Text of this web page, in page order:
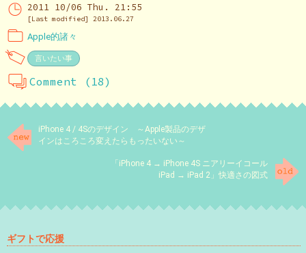
2011 10/06 Thu. 21:55
[Last modified] 2013.06.27
Apple的諸々
言いたい事
Comment (18)
iPhone 4 / 4Sのデザイン ～Apple製品のデザ
インはころころ変えたらもったいない～
「iPhone 4 → iPhone 4S ニアリーイコール
iPad → iPad 2」快適さの図式
ギフトで応援